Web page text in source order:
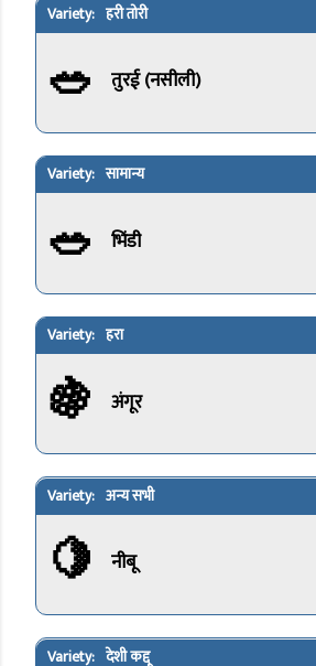
हरी तोरी
🥗 तुरई (नसीली)
सामान्य
🥗 भिंडी
हरा
🍇 अंगूर
अन्य सभी
🍋 नीबू
देशी कद्दू